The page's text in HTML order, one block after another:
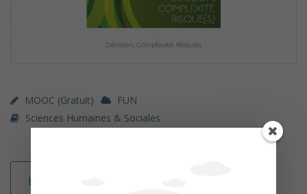
MOOC (gratuit)
FUN
Sciences Humaines & Sociales
Lire la suite